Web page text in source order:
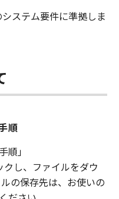
ステム要件に準拠しま
順
順」
し、ファイルをダウ
の保存先は、お使いの